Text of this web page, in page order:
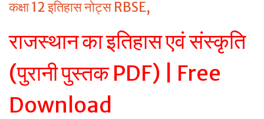
कक्षा 12 इतिहास नोट्स RBSE,
राजस्थान का इतिहास एवं संस्कृति
(पुरानी पुस्तक PDF) | Free
Download